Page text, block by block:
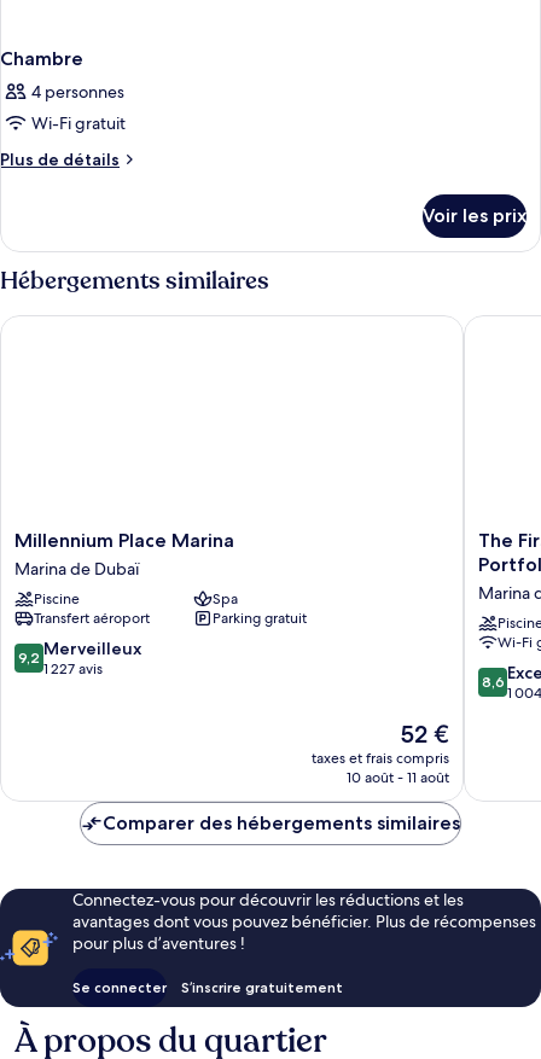
Chambre
4 personnes
Wi-Fi gratuit
Plus de détails
Plus
le
type
de
Chambre
Voir les prix
Hébergements similaires
Millennium
Place
Marina
Marina
de
Dubaï
Millennium Place Marina
Marina de Dubaï
Piscine
Spa
Transfert aéroport
Parking gratuit
9.2
sur
9,2 Merveilleux
1 227 avis
Le
nouveau
prix
de
52 €
taxes et frais compris
10 août - 11 août
Millennium Place Marina
The
First
Marina,
Dubai,
a
Tribute
Portfolio
The
Marina
Wi-Fi
8.6
sur
8,6
1
The
Comparer des hébergements similaires
Connectez-vous pour découvrir les réductions et les
avantages dont vous pouvez bénéficier. Plus de récompenses
pour plus d’aventures !
Se connecter S’inscrire gratuitement
À propos du quartier